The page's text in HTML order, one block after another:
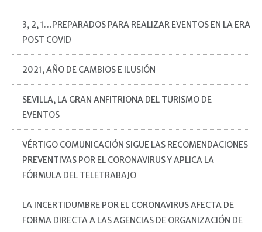
3, 2, 1…PREPARADOS PARA REALIZAR EVENTOS EN LA ERA
POST COVID
2021, AÑO DE CAMBIOS E ILUSIÓN
SEVILLA, LA GRAN ANFITRIONA DEL TURISMO DE
EVENTOS
VÉRTIGO COMUNICACIÓN SIGUE LAS RECOMENDACIONES
PREVENTIVAS POR EL CORONAVIRUS Y APLICA LA
FÓRMULA DEL TELETRABAJO
LA INCERTIDUMBRE POR EL CORONAVIRUS AFECTA DE
FORMA DIRECTA A LAS AGENCIAS DE ORGANIZACIÓN DE